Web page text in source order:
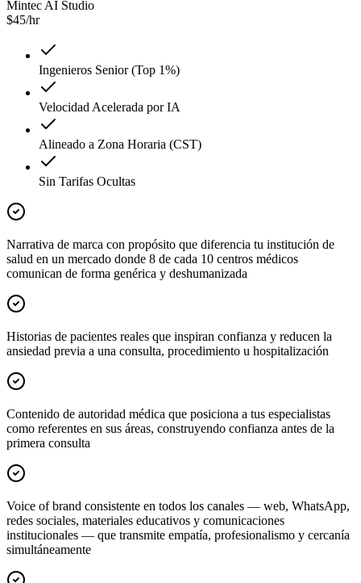
Mintec AI Studio
$45/hr
Ingenieros Senior (Top 1%)
Velocidad Acelerada por IA
Alineado a Zona Horaria (CST)
Sin Tarifas Ocultas
Narrativa de marca con propósito que diferencia tu institución de
salud en un mercado donde 8 de cada 10 centros médicos
comunican de forma genérica y deshumanizada
Historias de pacientes reales que inspiran confianza y reducen la
ansiedad previa a una consulta, procedimiento u hospitalización
Contenido de autoridad médica que posiciona a tus especialistas
como referentes en sus áreas, construyendo confianza antes de la
primera consulta
Voice of brand consistente en todos los canales — web, WhatsApp,
redes sociales, materiales educativos y comunicaciones
institucionales — que transmite empatía, profesionalismo y cercanía
simultáneamente